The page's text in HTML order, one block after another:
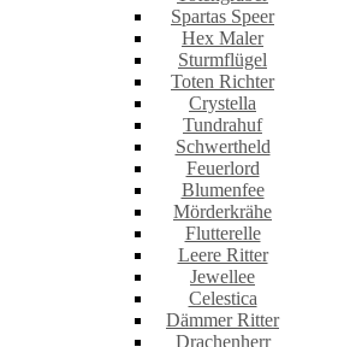
Spartas Speer
Hex Maler
Sturmflügel
Toten Richter
Crystella
Tundrahuf
Schwertheld
Feuerlord
Blumenfee
Mörderkrähe
Flutterelle
Leere Ritter
Jewellee
Celestica
Dämmer Ritter
Drachenherr